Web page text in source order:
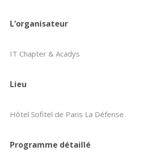
L’organisateur
IT Chapter & Acadys
Lieu
Hôtel Sofitel de Paris La Défense
Programme détaillé